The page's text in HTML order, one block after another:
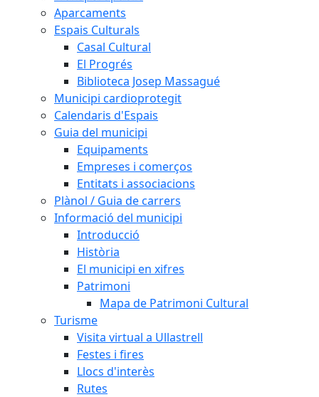
Aparcaments
Espais Culturals
Casal Cultural
El Progrés
Biblioteca Josep Massagué
Municipi cardioprotegit
Calendaris d'Espais
Guia del municipi
Equipaments
Empreses i comerços
Entitats i associacions
Plànol / Guia de carrers
Informació del municipi
Introducció
Història
El municipi en xifres
Patrimoni
Mapa de Patrimoni Cultural
Turisme
Visita virtual a Ullastrell
Festes i fires
Llocs d'interès
Rutes